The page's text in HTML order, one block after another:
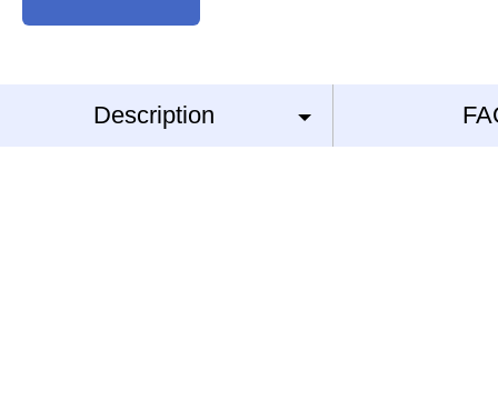
Description